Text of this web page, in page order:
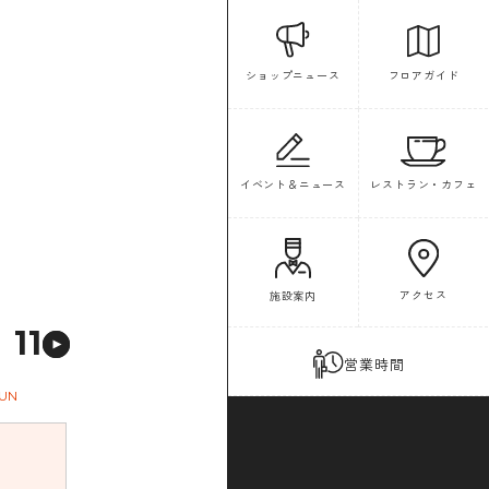
ショップニュース フロアガイド
イベント＆ニュース レストラン・カフェ
施設案内 アクセス
営業時間
11